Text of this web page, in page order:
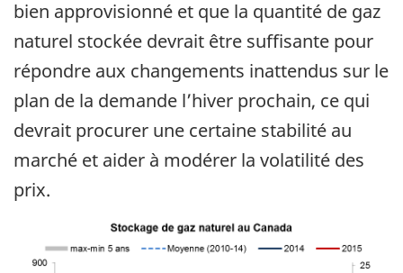
bien approvisionné et que la quantité de gaz
naturel stockée devrait être suffisante pour
répondre aux changements inattendus sur le
plan de la demande l’hiver prochain, ce qui
devrait procurer une certaine stabilité au
marché et aider à modérer la volatilité des
prix.